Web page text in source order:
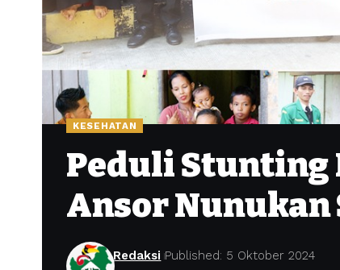
KESEHATAN
Peduli Stunting
Ansor Nunukan
Redaksi Published: 5 Oktober 2024